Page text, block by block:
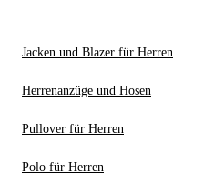
Jacken und Blazer für Herren
Herrenanzüge und Hosen
Pullover für Herren
Polo für Herren